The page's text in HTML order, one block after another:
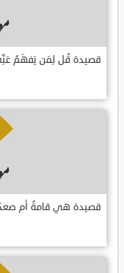
قصيدة قُل لِمَن يَفهَمُ عَنِّي
قصيدة هي قامةُ أم